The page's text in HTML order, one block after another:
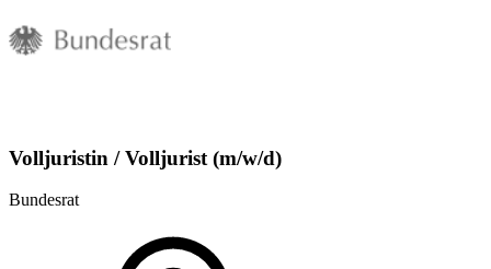
Volljuristin / Volljurist (m/w/d)
Bundesrat